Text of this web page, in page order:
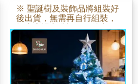
※ 聖誕樹及裝飾品將組裝好
後出貨，無需再自行組裝，
故本賣場 訂製3~5日後出
貨。